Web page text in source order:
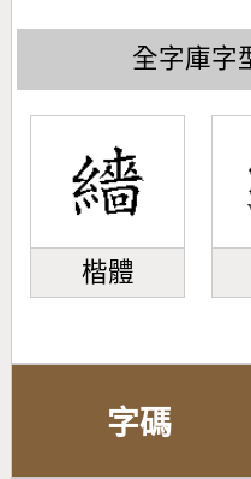
全字庫字
楷體
字碼